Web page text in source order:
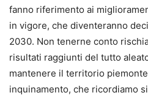
fanno riferimento ai
in vigore, che diventeranno
2030. Non tenerne conto
risultati raggiunti del tutto
mantenere il territorio
inquinamento, che ricordiamo